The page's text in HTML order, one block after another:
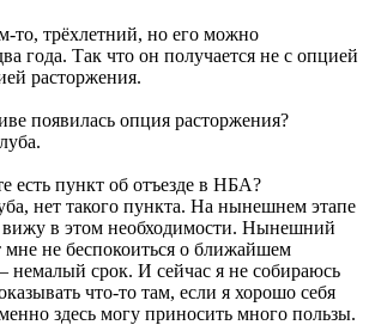
то, трёхлетний, но его можно
года. Так что он получается не с опцией
расторжения.
появилась опция расторжения?
есть пункт об отъезде в НБА?
нет такого пункта. На нынешнем этапе
вижу в этом необходимости. Нынешний
мне не беспокоиться о ближайшем
немалый срок. И сейчас я не собираюсь
что-то там, если я хорошо себя
здесь могу приносить много пользы.